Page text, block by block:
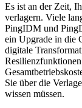
Es ist an der Zeit,
verlagern. Viele
PingIDM und
ein Upgrade in die
digitale
Sie über die
wissen müssen.